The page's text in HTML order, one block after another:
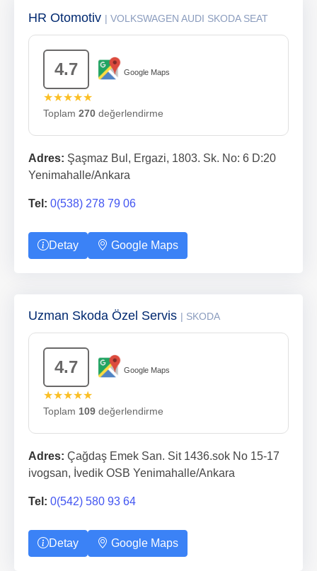
HR Otomotiv | VOLKSWAGEN AUDI SKODA SEAT
4.7 Google Maps
★★★★★
Toplam 270 değerlendirme
Adres: Şaşmaz Bul, Ergazi, 1803. Sk. No: 6 D:20
Yenimahalle/Ankara
Tel: 0(538) 278 79 06
Detay Google Maps
Uzman Skoda Özel Servis | SKODA
4.7 Google Maps
★★★★★
Toplam 109 değerlendirme
Adres: Çağdaş Emek San. Sit 1436.sok No 15-17
ivogsan, İvedik OSB Yenimahalle/Ankara
Tel: 0(542) 580 93 64
Detay Google Maps